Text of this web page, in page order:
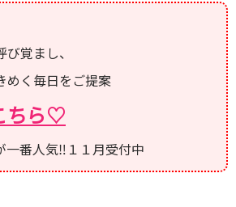
び覚まし、
めく毎日をご提案
ちら♡
一番人気‼１１月受付中